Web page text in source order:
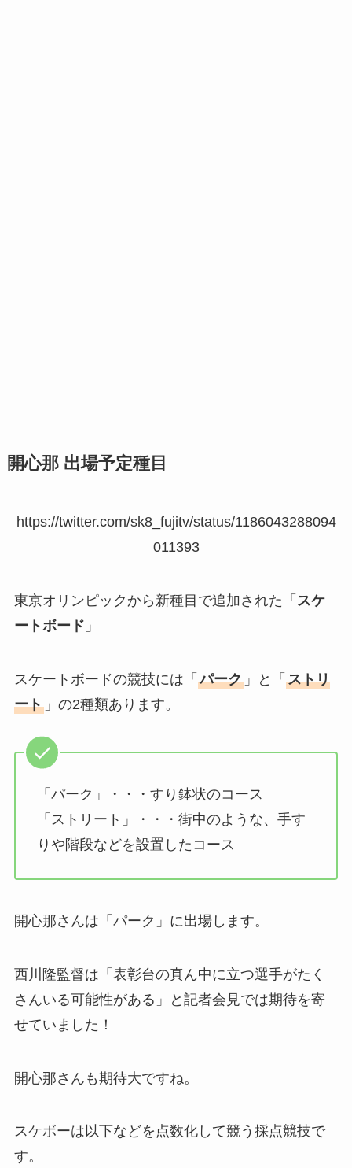
開心那 出場予定種目
https://twitter.com/sk8_fujitv/status/1186043288094
011393
東京オリンピックから新種目で追加された「 スケ
ートボード 」
スケートボードの競技には「 パーク」と「 ストリ
ート」の2種類あります。
「パーク」・・・すり鉢状のコース
「ストリート」・・・街中のような、手す
りや階段などを設置したコース
開心那さんは「パーク」に出場します。
西川隆監督は「表彰台の真ん中に立つ選手がたく
さんいる可能性がある」と記者会見では期待を寄
せていました！
開心那さんも期待大ですね。
スケボーは以下などを点数化して競う採点競技で
す。